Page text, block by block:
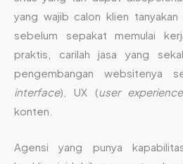
yang wajib calon klien tanyakan
sebelum sepakat memulai
praktis, carilah jasa yang
pengembangan websitenya
interface), UX (user experience
konten.
Agensi yang punya